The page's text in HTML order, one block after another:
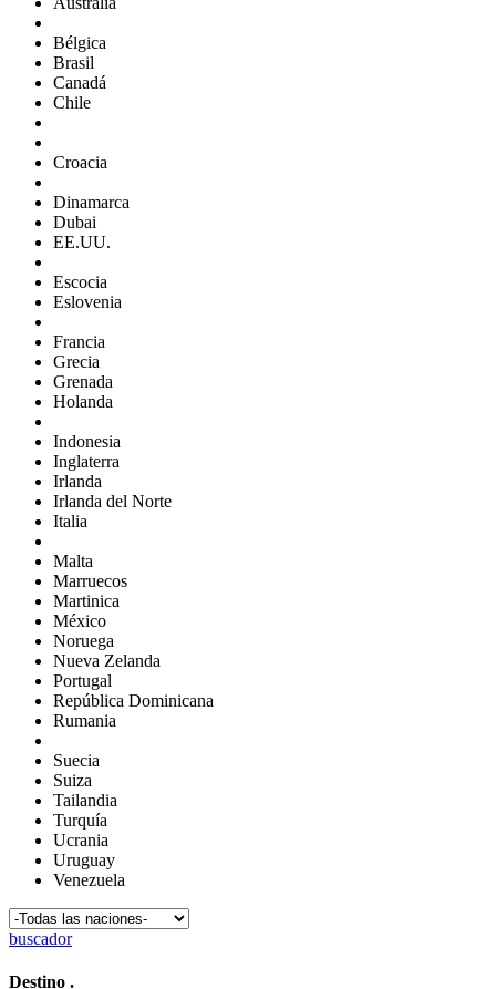
Bélgica
Brasil
Canadá
Chile
Croacia
Dinamarca
Dubai
EE.UU.
Escocia
Eslovenia
Francia
Grecia
Grenada
Holanda
Indonesia
Inglaterra
Irlanda
Irlanda del Norte
Italia
Malta
Marruecos
Martinica
México
Noruega
Nueva Zelanda
Portugal
República Dominicana
Rumania
Suecia
Suiza
Tailandia
Turquía
Ucrania
Uruguay
Venezuela
buscador
Destino .